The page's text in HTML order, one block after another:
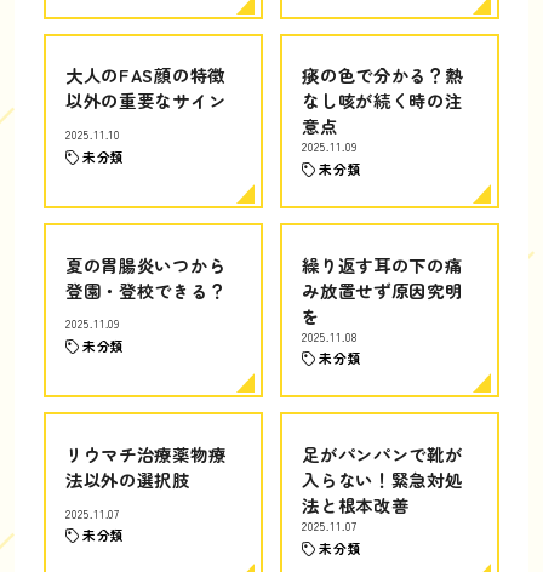
大人のFAS顔の特徴
以外の重要なサイン
2025.11.10
未分類
痰の色で分かる？熱
なし咳が続く時の注
意点
2025.11.09
未分類
夏の胃腸炎いつから
登園・登校できる？
2025.11.09
未分類
繰り返す耳の下の痛
み放置せず原因究明
を
2025.11.08
未分類
リウマチ治療薬物療
法以外の選択肢
2025.11.07
未分類
足がパンパンで靴が
入らない！緊急対処
法と根本改善
2025.11.07
未分類